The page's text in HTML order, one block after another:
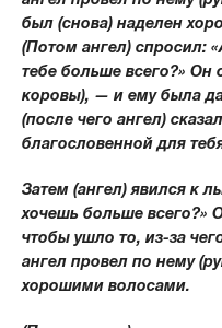
был (снова) наделен
(Потом ангел) спросил:
тебе больше всего?» Он
коровы), — и ему была
(после чего ангел)
благословенной для
Затем (ангел) явился к
хочешь больше всего?»
чтобы ушло то, из-за
ангел провел по нему
хорошими волосами.